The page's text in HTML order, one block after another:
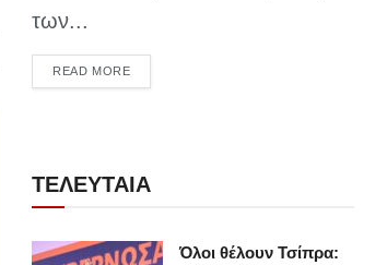
των...
READ MOREDETAILS
ΤΕΛΕΥΤΑΙΑ
Όλοι θέλουν Τσίπρα: